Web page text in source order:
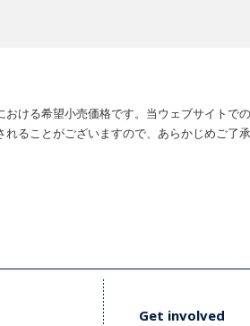
ける希望小売価格です。当ウェブサイト
ることがございますので、あらかじめご了承
Get involved